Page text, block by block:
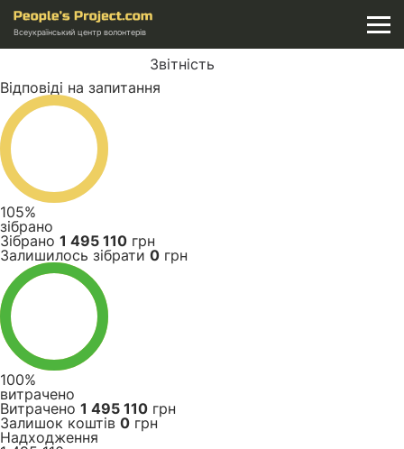
Всеукраїнський центр волонтерів
Звітність
Відповіді на запитання
105%
зібрано
Зібрано 1 495 110 грн
Залишилось зібрати 0 грн
100%
витрачено
Витрачено 1 495 110 грн
Залишок коштів 0 грн
Надходження